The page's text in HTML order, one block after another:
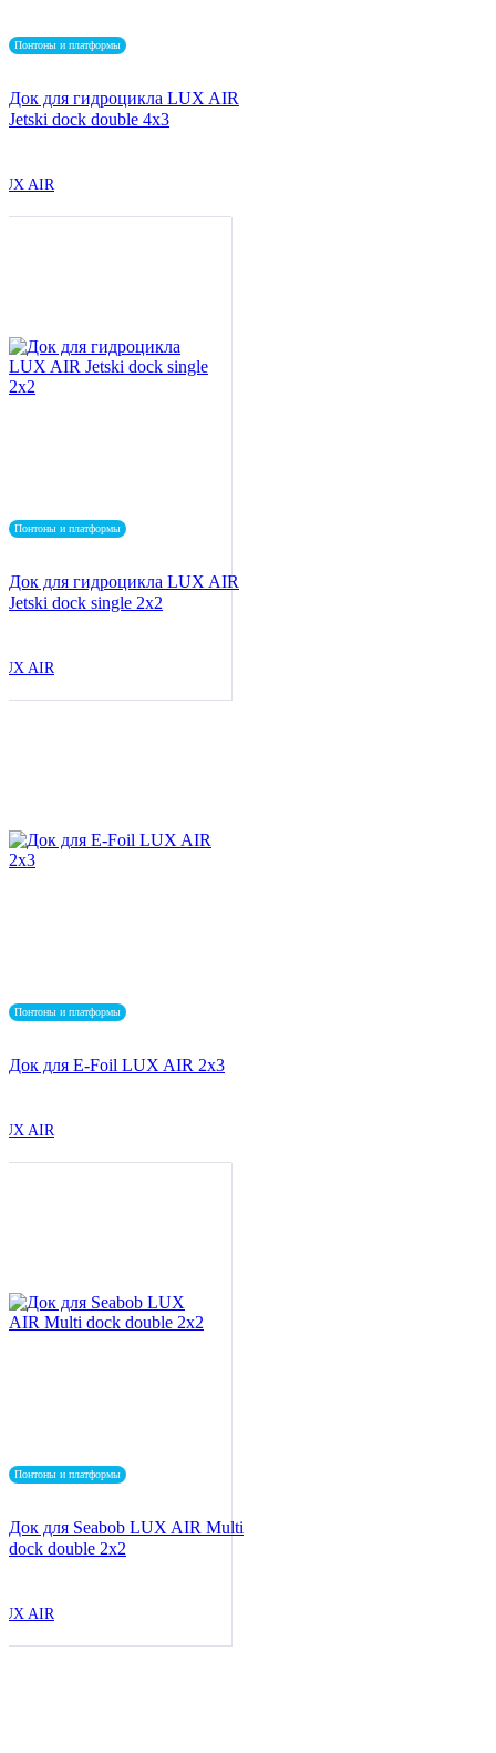
Понтоны и платформы
Док для гидроцикла LUX AIR
Jetski dock double 4x3
AIR
Понтоны и платформы
Док для гидроцикла LUX AIR
Jetski dock single 2x2
AIR
Понтоны и платформы
Док для E-Foil LUX AIR 2x3
AIR
Понтоны и платформы
Док для Seabob LUX AIR Multi
dock double 2x2
AIR